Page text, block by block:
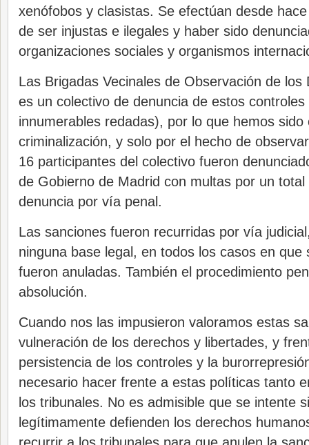
xenófobos y clasistas. Se efectúan desde
de ser injustas e ilegales y haber sido
organizaciones sociales y organismos
Las Brigadas Vecinales de Observación de los
es un colectivo de denuncia de estos
innumerables redadas), por lo que hemos
criminalización, y solo por el hecho de
16 participantes del colectivo fueron
de Gobierno de Madrid con multas por un
denuncia por vía penal.
Las sanciones fueron recurridas por vía
ninguna base legal, en todos los casos en que
fueron anuladas. También el procedimiento
absolución.
Cuando nos las impusieron valoramos estas
vulneración de los derechos y libertades, y
persistencia de los controles y la
necesario hacer frente a estas políticas tanto
los tribunales. No es admisible que se intente
legítimamente defienden los derechos